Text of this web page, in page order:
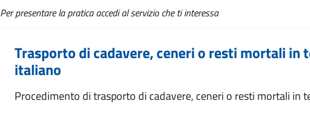
Per presentare la pratica accedi al servizio che ti interessa
Trasporto di cadavere, ceneri o resti mortali in
italiano
Procedimento di trasporto di cadavere, ceneri o resti mortali in